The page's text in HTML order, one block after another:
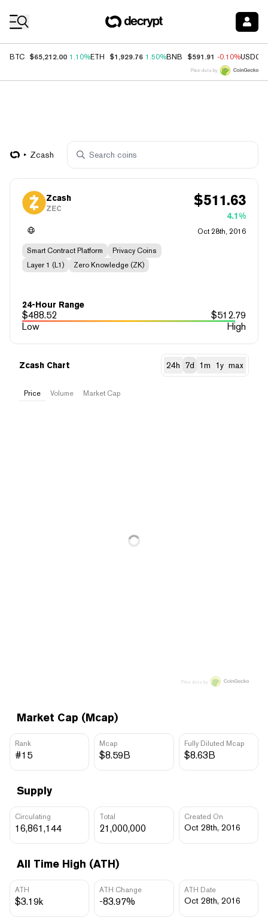
BTC $65,212.00 1.10%ETH $1,929.76 1.50%BNB $591.91 -0.10%USDC
Price data by
Zcash
Zcash
ZEC $511.63
4.1%
Oct 28th, 2016
Smart Contract Platform
Privacy Coins
Layer 1 (L1)
Zero Knowledge (ZK)
24-Hour Range
$488.52 $512.79
Low
High
Market Cap (Mcap)
Rank
#15
Mcap
$8.59B
Fully Diluted Mcap
$8.63B
Supply
Circulating
16,861,144
Total
21,000,000
Created On
Oct 28th, 2016
All Time High (ATH)
ATH
$3.19k
ATH Change
-83.97%
ATH Date
Oct 28th, 2016
Zcash Chart 24h 7d 1m 1y max
Price Volume Market Cap
Price data by